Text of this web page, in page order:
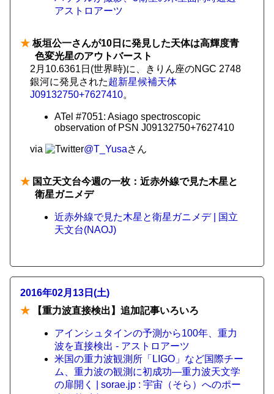
アストロアーツ
★ 板垣公一さんが10日に発見した天体は高輝度青
色変光星のアウトバースト
2月10.6361日(世界時)に、きりん座のNGC 2748
銀河に発見された超新星候補天体
J09132750+7627410。
ATel #7051: Asiago spectroscopic
observation of PSN J09132750+7627410
via @T_Yusaさん
★ 国立天文台今週の一枚：近赤外線で見た木星と
衛星ガニメデ
近赤外線で見た木星と衛星ガニメデ | 国立
天文台(NAOJ)
2016年02月13日(土)
★ 【重力波直接検出】追加記事いろいろ
アインシュタインの予測から100年、重力
波を直接検出 - アストロアーツ
米国の重力波観測所「LIGO」など国際チー
ム、重力波の観測に初成功―重力波天文学
の扉開く | sorae.jp : 宇宙（そら）へのポー